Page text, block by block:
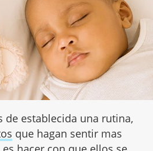
de establecida una rutina,
que hagan sentir mas